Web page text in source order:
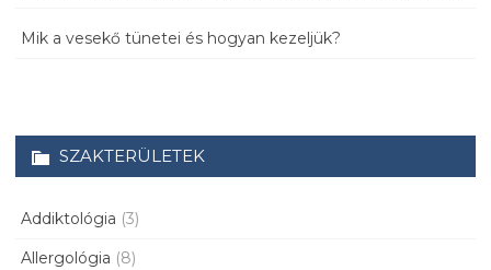
Mik a vesekő tünetei és hogyan kezeljük?
SZAKTERÜLETEK
Addiktológia (3)
Allergológia (8)